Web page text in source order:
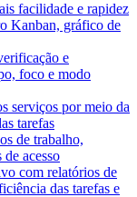
facilidade e rapidez
Kanban, gráfico de
e
foco e modo
serviços por meio da
tarefas
de trabalho,
acesso
com relatórios de
das tarefas e